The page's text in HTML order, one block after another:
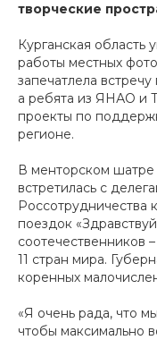
творческие
Курганская область
работы местных
запечатлела
а ребята из ЯНАО и
проекты по
регионе.
В менторском
встретилась с
Россотрудничества
поездок
соотечественников
11 стран мира.
коренных
«Я очень рада, что
чтобы максимально